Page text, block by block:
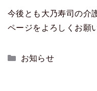
今後とも大乃寿司の介
ページをよろしくお願
カ
お知らせ